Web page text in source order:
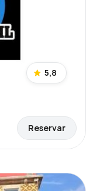
5,8
Reservar